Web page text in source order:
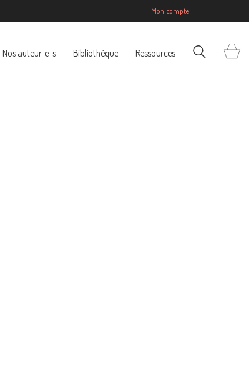
Mon compte
Nos auteur-e-s Bibliothèque Ressources